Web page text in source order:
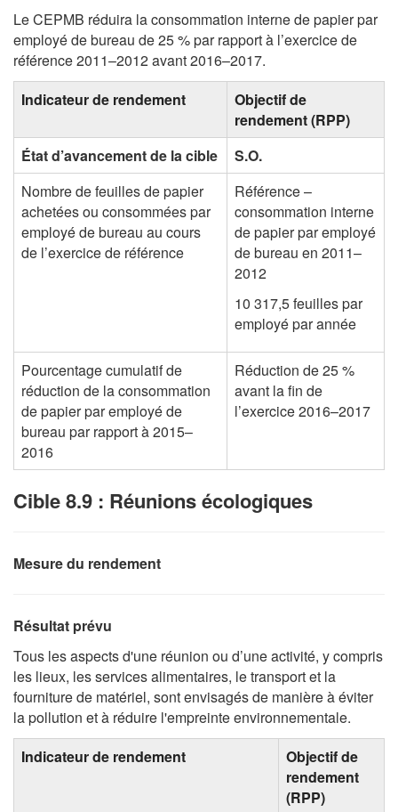
Le CEPMB réduira la consommation interne de papier par
employé de bureau de 25 % par rapport à l’exercice de
référence 2011–2012avant 2016–2017.
Indicateur de rendement
Objectif de
rendement (RPP)
État d’avancement de la cible
S.O.
Nombre de feuilles de papier
achetées ou consommées par
employé de bureau au cours
de l’exercice de référence
Référence –
consommation interne
de papier par employé
de bureau en 2011–
2012
10 317,5 feuilles par
employé par année
Pourcentage cumulatif de
réduction de la consommation
de papier par employé de
bureau par rapport à 2015–
2016
Réduction de 25 %
avant la fin de
l’exercice 2016–2017
Cible 8.9 : Réunions écologiques
Mesure du rendement
Résultat prévu
Tous les aspects d'une réunion ou d’une activité, y compris
les lieux, les services alimentaires, le transport et la
fourniture de matériel, sont envisagés de manière à éviter
la pollution et à réduire l'empreinte environnementale.
Indicateur de rendement
Objectif de
rendement
(RPP)